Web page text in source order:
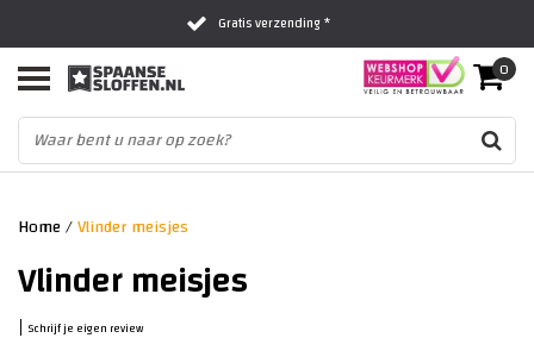
Gratis verzending *
Al 16 jaar het vertrouwde adres
Fysieke winkel in Zwolle
0
Home/Vlinder meisjes
Vlinder meisjes
| Schrijf je eigen review